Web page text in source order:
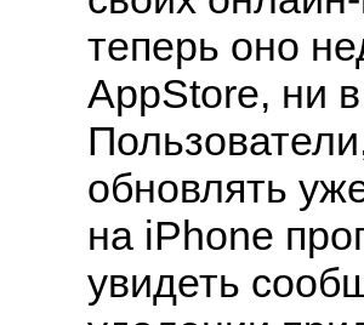
теперь оно
AppStore, ни
обновлять
на iPhone
увидеть